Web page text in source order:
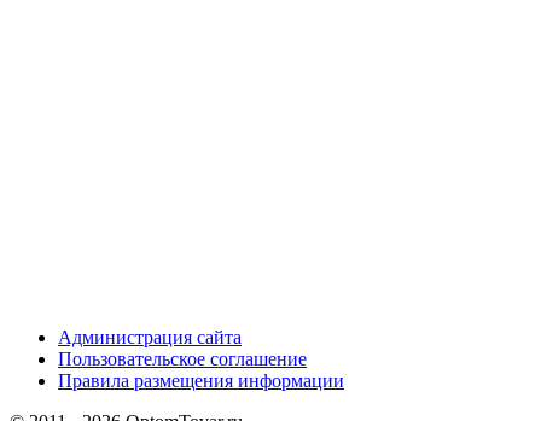
Администрация сайта
Пользовательское соглашение
Правила размещения информации